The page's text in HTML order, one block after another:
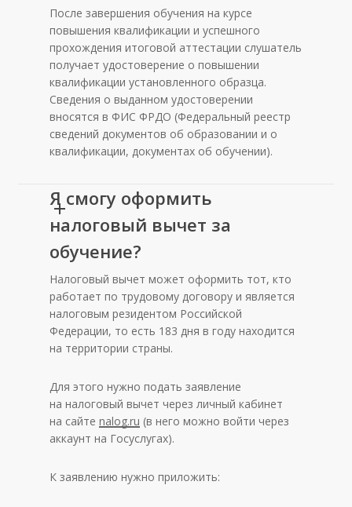
После завершения обучения на курсе
повышения квалификации и успешного
прохождения итоговой аттестации слушатель
получает удостоверение о повышении
квалификации установленного образца.
Сведения о выданном удостоверении
вносятся в ФИС ФРДО (Федеральный реестр
сведений документов об образовании и о
квалификации, документах об обучении).
Я смогу оформить
налоговый вычет за
обучение?
Налоговый вычет может оформить тот, кто
работает по трудовому договору и является
налоговым резидентом Российской
Федерации, то есть 183 дня в году находится
на территории страны.
Для этого нужно подать заявление
на налоговый вычет через личный кабинет
на сайте nalog.ru (в него можно войти через
аккаунт на Госуслугах).
К заявлению нужно приложить: